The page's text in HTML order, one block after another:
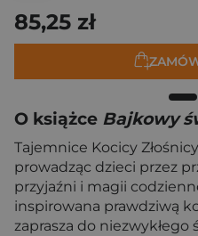
85,25 zł
O książce Bajkowy
Tajemnice Kocicy
prowadząc dzieci przez
przyjaźni i magii
inspirowana prawdziwą
zaprasza do niezwykłego